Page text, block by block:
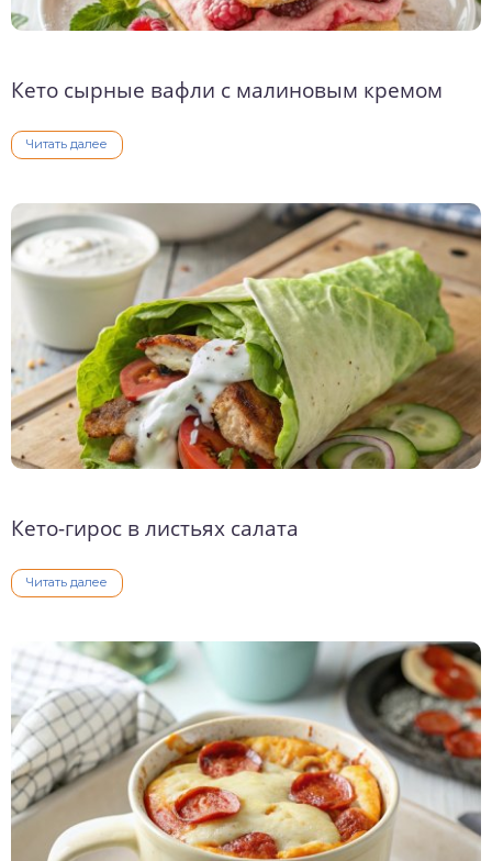
Кето сырные вафли с малиновым кремом
Читать далее
Кето-гирос в листьях салата
Читать далее